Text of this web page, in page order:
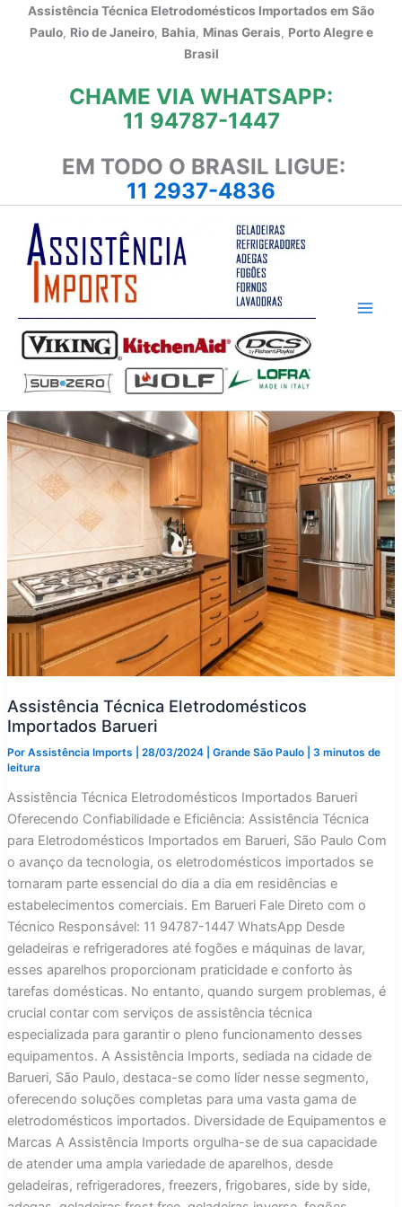
Assistência Técnica Eletrodomésticos Importados em São
Paulo, Rio de Janeiro, Bahia, Minas Gerais, Porto Alegre e
Brasil
CHAME VIA WHATSAPP:
11 94787-1447
EM TODO O BRASIL LIGUE:
11 2937-4836
Assistência Técnica Eletrodomésticos
Importados Barueri
Por Assistência Imports 28/03/2024 Grande São Paulo| 3 minutos de
leitura
Assistência Técnica Eletrodomésticos Importados Barueri
Oferecendo Confiabilidade e Eficiência: Assistência Técnica
para Eletrodomésticos Importados em Barueri, São Paulo Com
o avanço da tecnologia, os eletrodomésticos importados se
tornaram parte essencial do dia a dia em residências e
estabelecimentos comerciais. Em Barueri Fale Direto com o
Técnico Responsável: 11 94787-1447 WhatsApp Desde
geladeiras e refrigeradores até fogões e máquinas de lavar,
esses aparelhos proporcionam praticidade e conforto às
tarefas domésticas. No entanto, quando surgem problemas, é
crucial contar com serviços de assistência técnica
especializada para garantir o pleno funcionamento desses
equipamentos. A Assistência Imports, sediada na cidade de
Barueri, São Paulo, destaca-se como líder nesse segmento,
oferecendo soluções completas para uma vasta gama de
eletrodomésticos importados. Diversidade de Equipamentos e
Marcas A Assistência Imports orgulha-se de sua capacidade
de atender uma ampla variedade de aparelhos, desde
geladeiras, refrigeradores, freezers, frigobares, side by side,